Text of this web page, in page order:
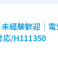
経験歓迎｜
応/H111350